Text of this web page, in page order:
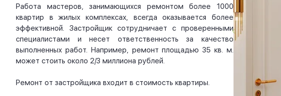
Работа мастеров, занимающихся ремонтом более 1000
квартир в жилых комплексах, всегда оказывается более
эффективной. Застройщик сотрудничает с проверенными
специалистами и несет ответственность за качество
выполненных работ. Например, ремонт площадью 35 кв. м.
может стоить около 2/3 миллиона рублей.
Ремонт от застройщика входит в стоимость квартиры.